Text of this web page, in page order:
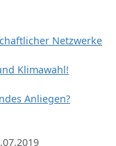
Netzwerke
Klimawahl!
Anliegen?